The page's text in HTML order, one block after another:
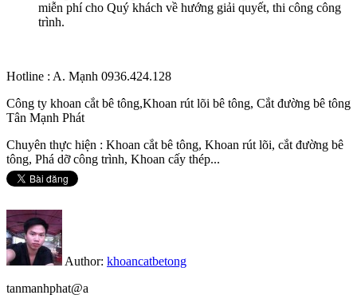
miễn phí cho Quý khách về hướng giải quyết, thi công công
trình.
Hotline : A. Mạnh 0936.424.128
Công ty khoan cắt bê tông,Khoan rút lõi bê tông, Cắt đường bê tông
Tân Mạnh Phát
Chuyên thực hiện : Khoan cắt bê tông, Khoan rút lõi, cắt đường bê
tông, Phá dỡ công trình, Khoan cấy thép...
Author: khoancatbetong
tanmanhphat@a